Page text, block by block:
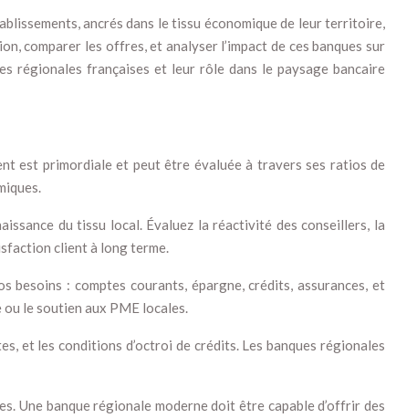
ancrés dans le tissu économique de leur territoire,
comparer les offres, et analyser l’impact de ces banques sur
régionales françaises et leur rôle dans le paysage bancaire
est primordiale et peut être évaluée à travers ses ratios de
du tissu local. Évaluez la réactivité des conseillers, la
client à long terme.
besoins : comptes courants, épargne, crédits, assurances, et
le soutien aux PME locales.
et les conditions d’octroi de crédits. Les banques régionales
Une banque régionale moderne doit être capable d’offrir des